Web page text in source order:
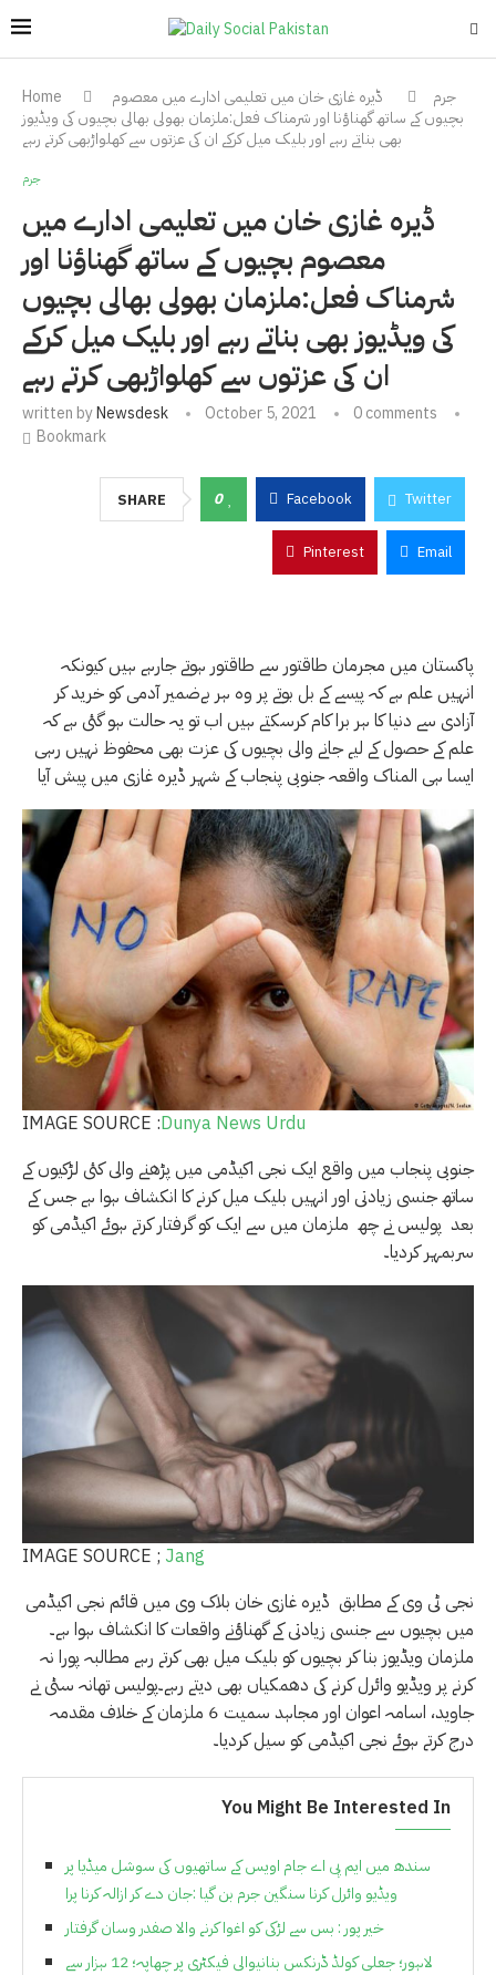
Home جرم
ڈیرہ غازی خان میں تعلیمی ادارے میں معصوم
بچیوں کے ساتھ گھناؤنا اور شرمناک فعل:ملزمان بھولی بھالی بچیوں کی ویڈیوز
بھی بناتے رہے اور بلیک میل کرکے ان کی عزتوں سے کھلواڑبھی کرتے رہے
جرم
ڈیرہ غازی خان میں تعلیمی ادارے میں
معصوم بچیوں کے ساتھ گھناؤنا اور
شرمناک فعل:ملزمان بھولی بھالی بچیوں
کی ویڈیوز بھی بناتے رہے اور بلیک میل کرکے
ان کی عزتوں سے کھلواڑبھی کرتے رہے
written byNewsdesk October 5, 2021
0 comments
Bookmark
SHARE 0 Facebook Twitter
Pinterest Email
پاکستان میں مجرمان طاقتور سے طاقتور ہوتے جارہے ہیں کیونکہ
انہیں علم ہے کہ پیسے کے بل بوتے پر وہ ہر بےضمیر آدمی کو خرید کر
آزادی سے دنیا کا ہر برا کام کرسکتے ہیں اب تو یہ حالت ہو گئی ہے کہ
علم کے حصول کے لیے جانے والی بچیوں کی عزت بھی محفوظ نہیں رہی
ایسا ہی المناک واقعہ جنوبی پنجاب کے شہر ڈیرہ غازی میں پیش آیا
IMAGE SOURCE :Dunya News Urdu
جنوبی پنجاب میں واقع ایک نجی اکیڈمی میں پڑھنے والی کئی لڑکیوں کے
ساتھ جنسی زیادتی اور انہیں بلیک میل کرنے کا انکشاف ہوا ہے جس کے
بعد پولیس نے چھ ملزمان میں سے ایک کو گرفتار کرتے ہوئے اکیڈمی کو
سربمہر کردیا۔
IMAGE SOURCE ; Jang
نجی ٹی وی کے مطابق ڈیرہ غازی خان بلاک وی میں قائم نجی اکیڈمی
میں بچیوں سے جنسی زیادتی کے گھناؤنے واقعات کا انکشاف ہوا ہے۔
ملزمان ویڈیوز بنا کر بچیوں کو بلیک میل بھی کرتے رہے مطالبہ پورا نہ
کرنے پر ویڈیو وائرل کرنے کی دھمکیاں بھی دیتے رہے۔پولیس تھانہ سٹی نے
جاوید، اسامہ اعوان اور مجاہد سمیت 6 ملزمان کے خلاف مقدمہ
درج کرتے ہوئے نجی اکیڈمی کو سیل کردیا۔
You Might Be Interested In
سندھ میں ایم پی اے جام اویس کے ساتھیوں کی سوشل میڈیا پر
ویڈیو وائرل کرنا سنگین جرم بن گیا :جان دے کر ازالہ کرنا پرا
خیر پور : بس سے لڑکی کو اغوا کرنے والا صفدر وسان گرفتار
لاہور؛ جعلی کولڈ ڈرنکس بنانیوالی فیکٹری پر چھاپہ؛ 12 ہزار سے